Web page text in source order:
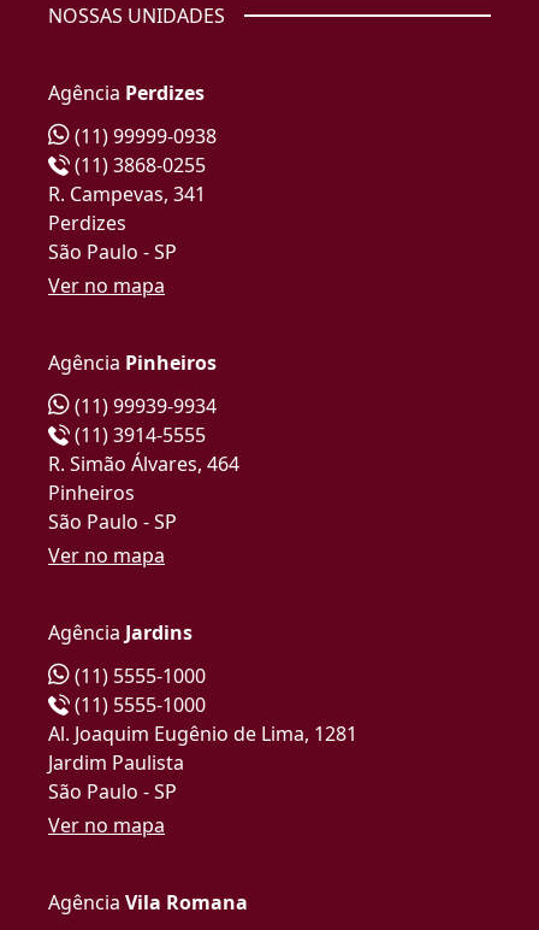
NOSSAS UNIDADES
Agência Perdizes
(11) 99999-0938
(11) 3868-0255
R. Campevas, 341
Perdizes
São Paulo - SP
Ver no mapa
Agência Pinheiros
(11) 99939-9934
(11) 3914-5555
R. Simão Álvares, 464
Pinheiros
São Paulo - SP
Ver no mapa
Agência Jardins
(11) 5555-1000
(11) 5555-1000
Al. Joaquim Eugênio de Lima, 1281
Jardim Paulista
São Paulo - SP
Ver no mapa
Agência Vila Romana